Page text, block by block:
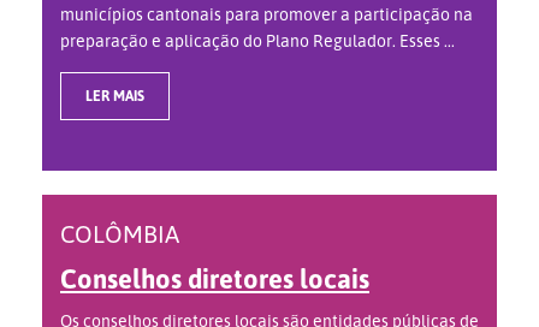
municípios cantonais para promover a participação na
preparação e aplicação do Plano Regulador. Esses ...
LER MAIS
COLÔMBIA
Conselhos diretores locais
Os conselhos diretores locais são entidades públicas de